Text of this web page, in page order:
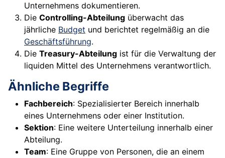
Unternehmens dokumentieren.
Die Controlling-Abteilung überwacht das
jährliche Budget und berichtet regelmäßig an die
Geschäftsführung.
Die Treasury-Abteilung ist für die Verwaltung der
liquiden Mittel des Unternehmens verantwortlich.
Ähnliche Begriffe
Fachbereich: Spezialisierter Bereich innerhalb
eines Unternehmens oder einer Institution.
Sektion: Eine weitere Unterteilung innerhalb einer
Abteilung.
Team: Eine Gruppe von Personen, die an einem